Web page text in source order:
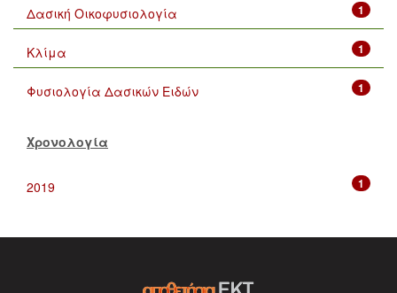
1
Δασική Οικοφυσιολογία
1
Κλίμα
1
Φυσιολογία Δασικών Ειδών
Χρονολογία
1
2019